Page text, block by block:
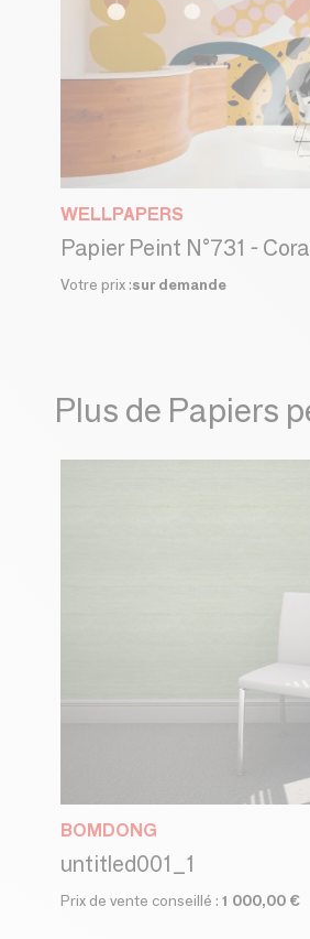
WELLPAPERS
Papier Peint N°731 -
Votre prix :sur demande
Plus de Papiers
BOMDONG
untitled001_1
Prix de vente conseillé : 1 000,00 €